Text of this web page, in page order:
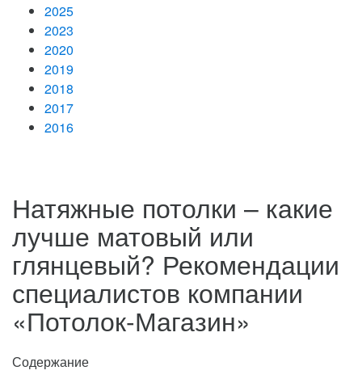
2025
2023
2020
2019
2018
2017
2016
Натяжные потолки – какие
лучше матовый или
глянцевый? Рекомендации
специалистов компании
«Потолок-Магазин»
Содержание